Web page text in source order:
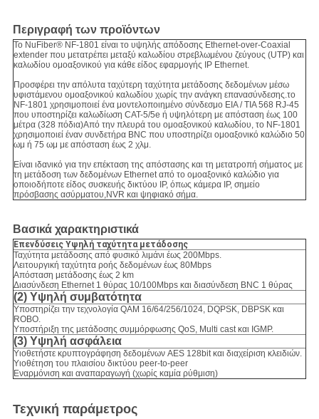
Περιγραφή των προϊόντων
Το NuFiber® NF-1801 είναι το υψηλής απόδοσης Ethernet-over-Coaxial
extender που μετατρέπει μεταξύ καλωδίου στρεβλωμένου ζεύγους (UTP) και
καλωδίου ομοαξονικού για κάθε είδος εφαρμογής IP Ethernet.
Προσφέρει την απόλυτα ταχύτερη ταχύτητα μετάδοσης δεδομένων μέσω
υφιστάμενου ομοαξονικού καλωδίου χωρίς την ανάγκη επανασύνδεσης.το
NF-1801 χρησιμοποιεί ένα μοντελοποιημένο σύνδεσμο EIA / TIA 568 RJ-45
που υποστηρίζει καλωδίωση CAT-5/5e ή υψηλότερη με απόσταση έως 100
μέτρα (328 πόδια)Από την πλευρά του ομοαξονικού καλωδίου, το NF-1801
χρησιμοποιεί έναν συνδετήρα BNC που υποστηρίζει ομοαξονικό καλώδιο 50
ωμ ή 75 ωμ με απόσταση έως 2 χλμ.
Είναι ιδανικό για την επέκταση της απόστασης και τη μετατροπή σήματος με
τη μετάδοση των δεδομένων Ethernet από το ομοαξονικό καλώδιο για
οποιοδήποτε είδος συσκευής δικτύου IP, όπως κάμερα IP, σημείο
πρόσβασης ασύρματου,NVR και ψηφιακό σήμα.
Βασικά χαρακτηριστικά
Επενδύσεις Υψηλή ταχύτητα μετάδοσης
Ταχύτητα μετάδοσης από φυσικό λιμάνι έως 200Mbps.
Λειτουργική ταχύτητα ροής δεδομένων έως 80Mbps
Απόσταση μετάδοσης έως 2 km
Διασύνδεση Ethernet 1 θύρας 10/100Mbps και διασύνδεση BNC 1 θύρας
(2) Υψηλή συμβατότητα
Υποστηρίζει την τεχνολογία QAM 16/64/256/1024, DQPSK, DBPSK και
ROBO.
Υποστήριξη της μετάδοσης συμμόρφωσης QoS, Multi cast και IGMP.
(3) Υψηλή ασφάλεια
Υιοθετήστε κρυπτογράφηση δεδομένων AES 128bit και διαχείριση κλειδιών.
Υιοθέτηση του πλαισίου δικτύου peer-to-peer
Εναρμόνιση και αναπαραγωγή (χωρίς καμία ρύθμιση)
Τεχνική παράμετρος